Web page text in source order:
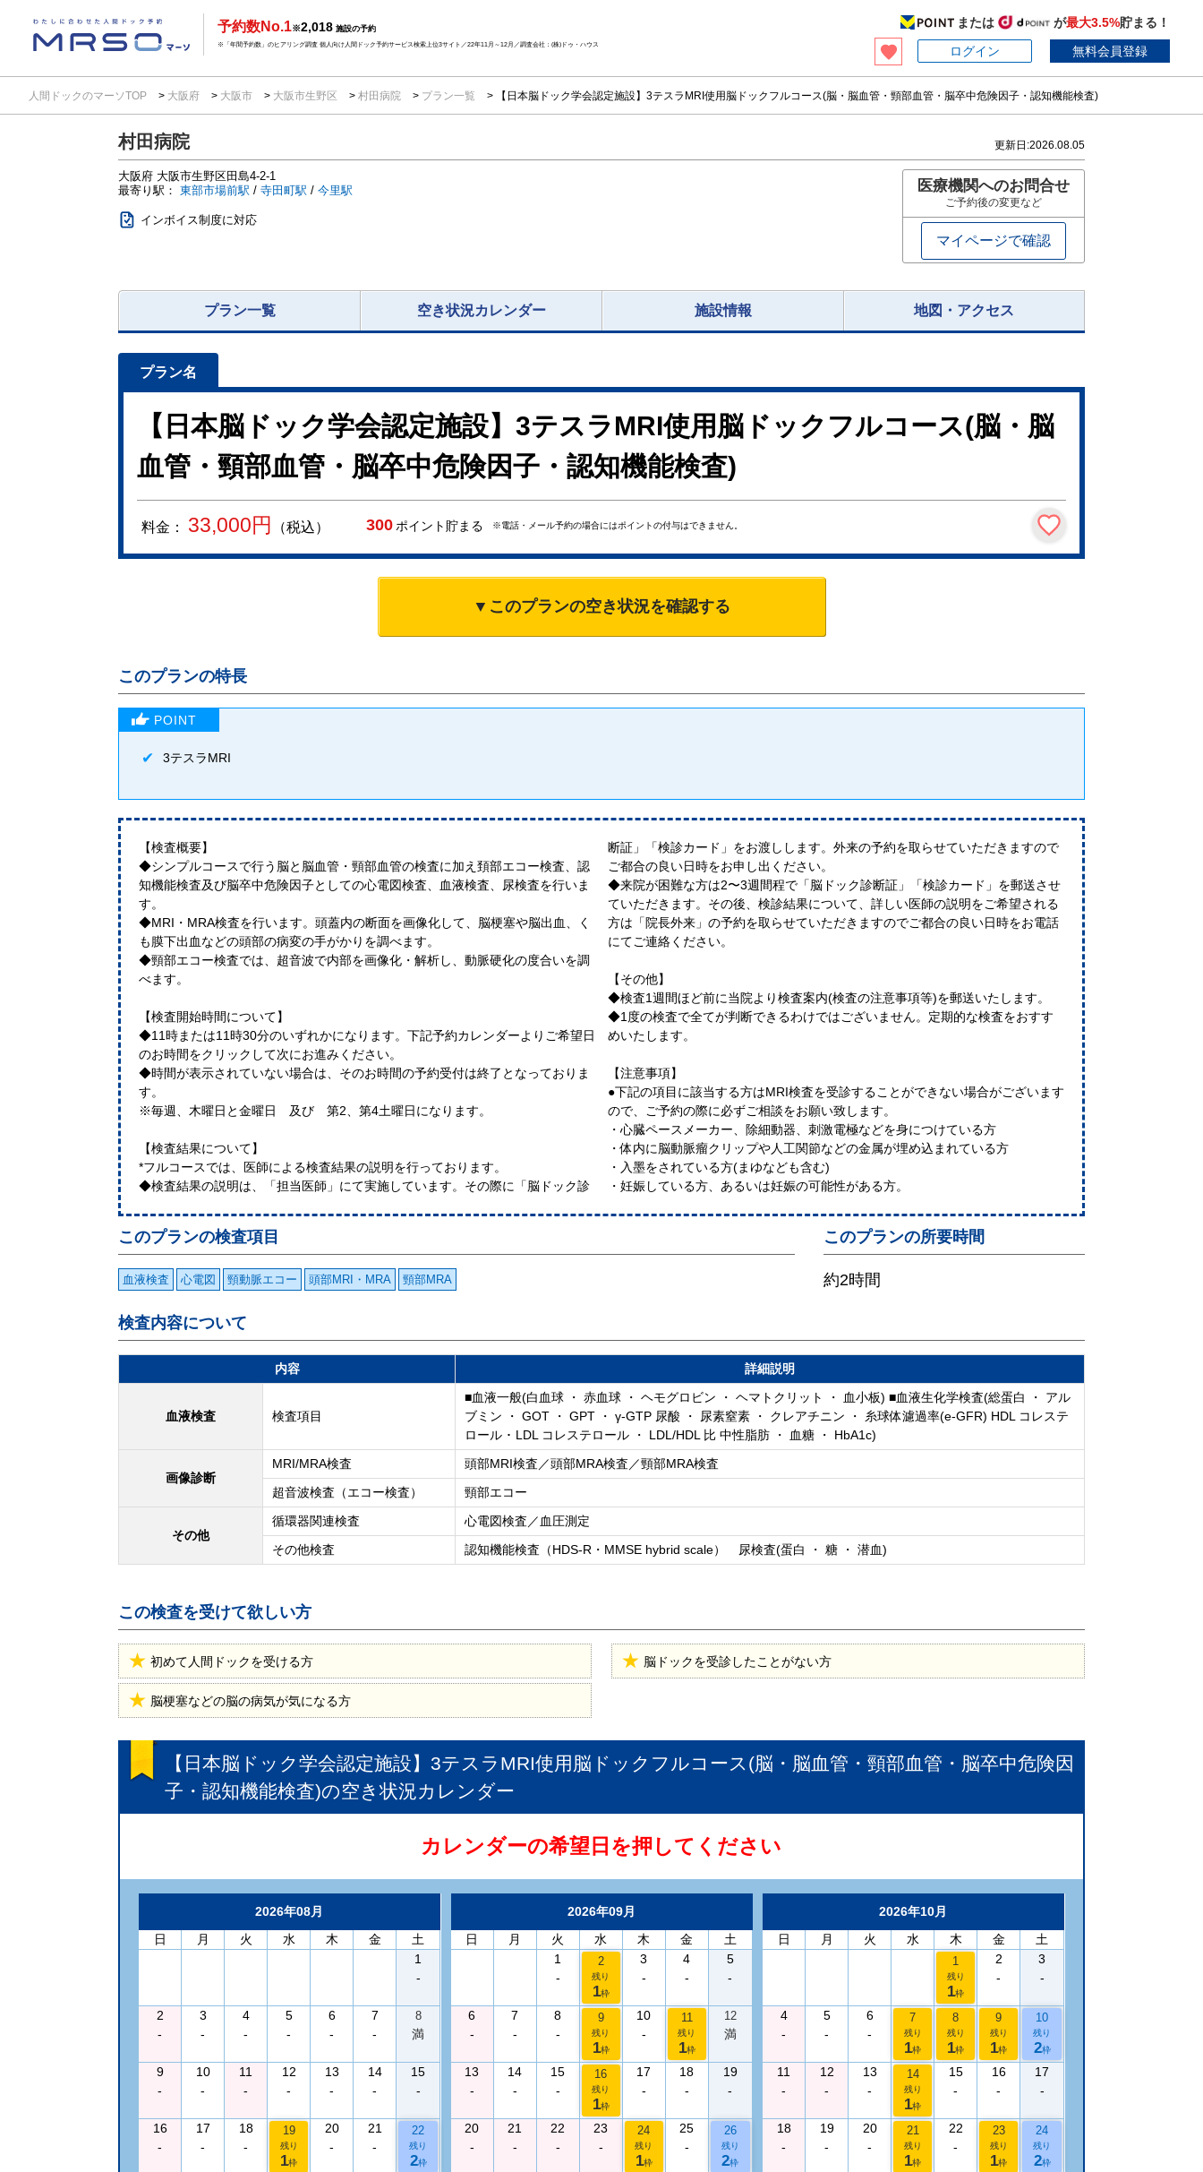
予約数No.1※2,018 施設の予約
※「年間予約数」のヒアリング調査 個人向け人間ドック予約サービス検索上位3サイト／22年11月～12月／調査会社：(株)ドゥ・ハウス
または が最大3.5%貯まる！
ログイン
無料会員登録
人間ドックのマーソTOP 大阪府 大阪市 大阪市生野区 村田病院 プラン一覧 【日本脳ドック学会認定施設】3テスラMRI使用脳ドックフルコース(脳・脳血管・頸部血管・脳卒中危険因子・認知機能検査)
村田病院 更新日:2026.08.05
大阪府 大阪市生野区田島4-2-1
最寄り駅： 東部市場前駅 / 寺田町駅 / 今里駅
インボイス制度に対応
医療機関へのお問合せ
ご予約後の変更など
マイページで確認
プラン一覧 空き状況カレンダー 施設情報 地図・アクセス
【日本脳ドック学会認定施設】3テスラMRI使用脳ドックフルコース(脳・脳
血管・頸部血管・脳卒中危険因子・認知機能検査)
料金： 33,000円 （税込） 300 ポイント貯まる ※電話・メール予約の場合にはポイントの付与はできません。
▼このプランの空き状況を確認する
このプランの特長
3テスラMRI
【検査概要】
◆シンプルコースで行う脳と脳血管・頸部血管の検査に加え頚部エコー検査、認
知機能検査及び脳卒中危険因子としての心電図検査、血液検査、尿検査を行いま
す。
◆MRI・MRA検査を行います。頭蓋内の断面を画像化して、脳梗塞や脳出血、く
も膜下出血などの頭部の病変の手がかりを調べます。
◆頸部エコー検査では、超音波で内部を画像化・解析し、動脈硬化の度合いを調
べます。
【検査開始時間について】
◆11時または11時30分のいずれかになります。下記予約カレンダーよりご希望日
のお時間をクリックして次にお進みください。
◆時間が表示されていない場合は、そのお時間の予約受付は終了となっておりま
す。
※毎週、木曜日と金曜日 及び 第2、第4土曜日になります。
【検査結果について】
*フルコースでは、医師による検査結果の説明を行っております。
◆検査結果の説明は、「担当医師」にて実施しています。その際に「脳ドック診
断証」「検診カード」をお渡しします。外来の予約を取らせていただきますので
ご都合の良い日時をお申し出ください。
◆来院が困難な方は2〜3週間程で「脳ドック診断証」「検診カード」を郵送させ
ていただきます。その後、検診結果について、詳しい医師の説明をご希望される
方は「院長外来」の予約を取らせていただきますのでご都合の良い日時をお電話
にてご連絡ください。
【その他】
◆検査1週間ほど前に当院より検査案内(検査の注意事項等)を郵送いたします。
◆1度の検査で全てが判断できるわけではございません。定期的な検査をおすす
めいたします。
【注意事項】
●下記の項目に該当する方はMRI検査を受診することができない場合がございます
ので、ご予約の際に必ずご相談をお願い致します。
・心臓ペースメーカー、除細動器、刺激電極などを身につけている方
・体内に脳動脈瘤クリップや人工関節などの金属が埋め込まれている方
・入墨をされている方(まゆなども含む)
・妊娠している方、あるいは妊娠の可能性がある方。
このプランの所要時間
約2時間
このプランの検査項目
血液検査 心電図 頸動脈エコー 頭部MRI・MRA 頸部MRA
検査内容について
内容 詳細説明
血液検査 検査項目
■血液一般(白血球 ・ 赤血球 ・ ヘモグロビン ・ ヘマトクリット ・ 血小板) ■血液生化学検査(総蛋白 ・ アル
ブミン ・ GOT ・ GPT ・ γ-GTP 尿酸 ・ 尿素窒素 ・ クレアチニン ・ 糸球体濾過率(e-GFR) HDL コレステ
ロール ･ LDL コレステロール ・ LDL/HDL 比 中性脂肪 ・ 血糖 ・ HbA1c)
画像診断
MRI/MRA検査
頭部MRI検査／頭部MRA検査／頸部MRA検査
超音波検査（エコー検査）
頸部エコー
その他
循環器関連検査
心電図検査／血圧測定
その他検査
認知機能検査（HDS-R・MMSE hybrid scale） 尿検査(蛋白 ・ 糖 ・ 潜血)
この検査を受けて欲しい方
初めて人間ドックを受ける方 脳ドックを受診したことがない方
脳梗塞などの脳の病気が気になる方
【日本脳ドック学会認定施設】3テスラMRI使用脳ドックフルコース(脳・脳血管・頸部血管・脳卒中危険因
子・認知機能検査)の空き状況カレンダー
カレンダーの希望日を押してください
2026年08月
日
月 火 水 木 金
土
1
-
2
-
3
-
4
-
5
-
6
-
7
-
8
満
9
-
10
-
11
-
12
-
13
-
14
-
15
-
16
-
17
-
18
-
19
残り
1枠
20
-
21
-
22
残り
2枠
2026年09月
日
月 火 水 木 金
土
1
-
2
残り
1枠
3
-
4
-
5
-
6
-
7
-
8
-
9
残り
1枠
10
-
11
残り
1枠
12
満
13
-
14
-
15
-
16
残り
1枠
17
-
18
-
19
-
20
-
21
-
22
-
23
-
24
残り
1枠
25
-
26
残り
2枠
2026年10月
日
月 火 水 木 金 土
1
残り
1枠
2
-
3
-
4
-
5
-
6
-
7
残り
1枠
8
残り
1枠
9
残り
1枠
10
残り
2枠
11
-
12
-
13
-
14
残り
1枠
15
-
16
-
17
-
18
-
19
-
20
-
21
残り
1枠
22
-
23
残り
1枠
24
残り
2枠